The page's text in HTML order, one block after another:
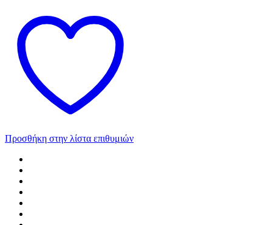
Προσθήκη στην λίστα επιθυμιών